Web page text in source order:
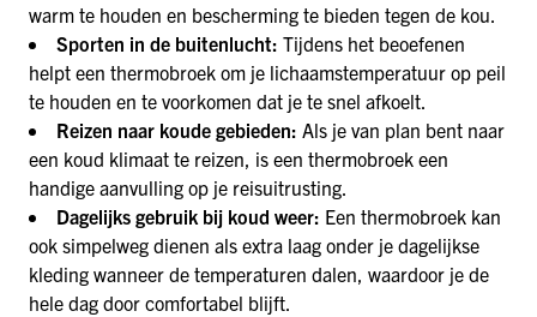
warm te houden en bescherming te bieden tegen de kou.
Sporten in de buitenlucht: Tijdens het beoefenen
helpt een thermobroek om je lichaamstemperatuur op peil
te houden en te voorkomen dat je te snel afkoelt.
Reizen naar koude gebieden: Als je van plan bent naar
een koud klimaat te reizen, is een thermobroek een
handige aanvulling op je reisuitrusting.
Dagelijks gebruik bij koud weer: Een thermobroek kan
ook simpelweg dienen als extra laag onder je dagelijkse
kleding wanneer de temperaturen dalen, waardoor je de
hele dag door comfortabel blijft.